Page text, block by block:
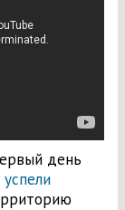
день
успели